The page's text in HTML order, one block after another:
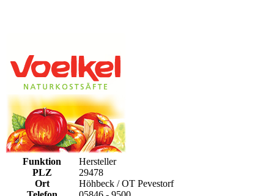
Funktion
Hersteller
PLZ
29478
Ort
Höhbeck / OT Pevestorf